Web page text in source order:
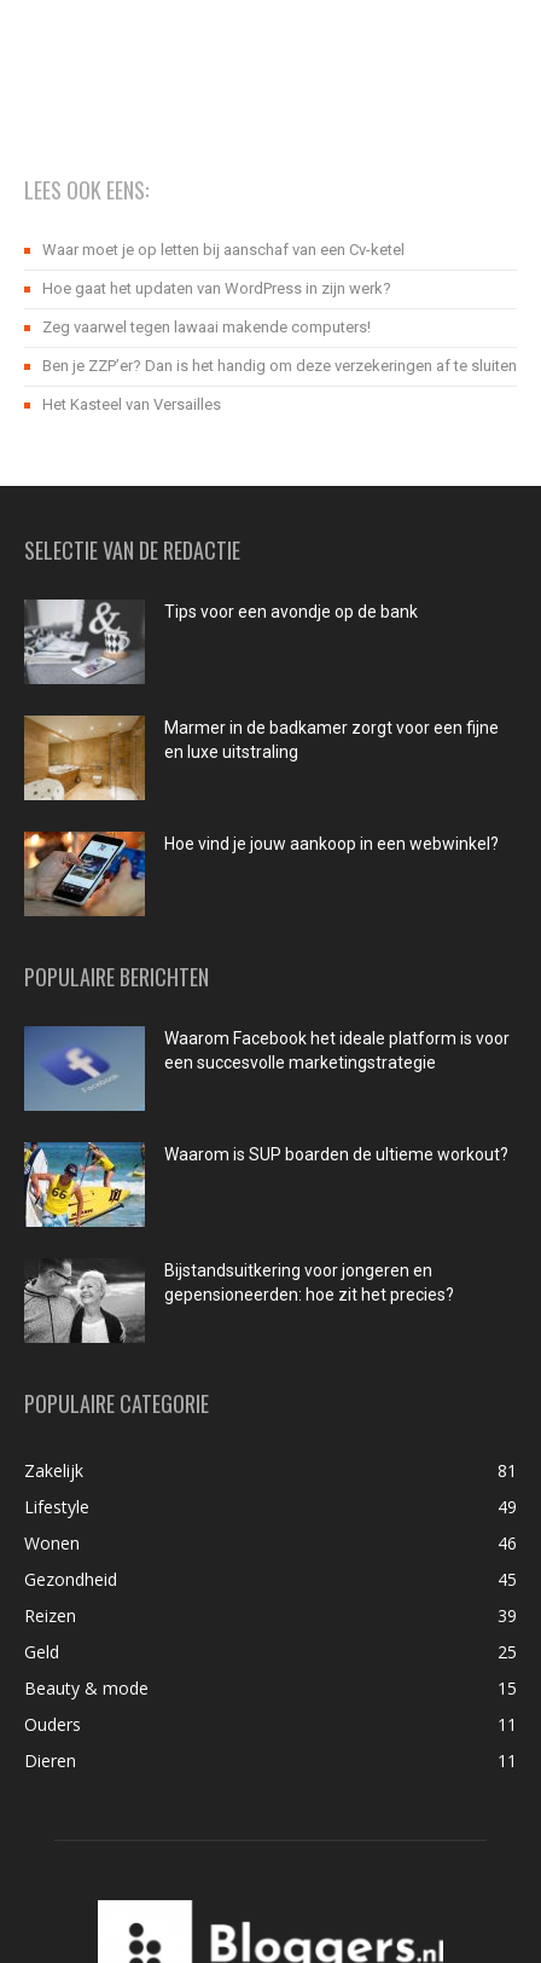
LEES OOK EENS:
Waar moet je op letten bij aanschaf van een Cv-ketel
Hoe gaat het updaten van WordPress in zijn werk?
Zeg vaarwel tegen lawaai makende computers!
Ben je ZZP’er? Dan is het handig om deze verzekeringen af te sluiten
Het Kasteel van Versailles
SELECTIE VAN DE REDACTIE
Tips voor een avondje op de bank
Marmer in de badkamer zorgt voor een fijne
en luxe uitstraling
Hoe vind je jouw aankoop in een webwinkel?
POPULAIRE BERICHTEN
Waarom Facebook het ideale platform is voor
een succesvolle marketingstrategie
Waarom is SUP boarden de ultieme workout?
Bijstandsuitkering voor jongeren en
gepensioneerden: hoe zit het precies?
POPULAIRE CATEGORIE
Zakelijk
81
Lifestyle
49
Wonen
46
Gezondheid
45
Reizen
39
Geld
25
Beauty & mode
15
Ouders
11
Dieren
11